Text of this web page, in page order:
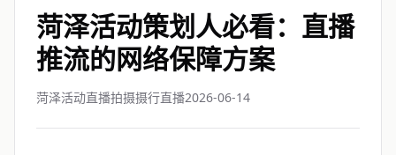
菏泽活动策划人必看：直播
推流的网络保障方案
菏泽活动直播拍摄摄行直播2026-06-14